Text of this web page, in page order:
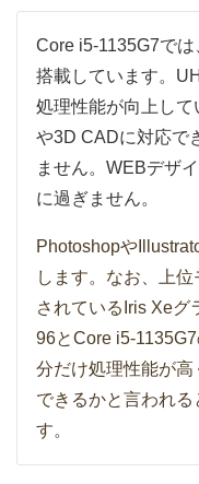
Core i5-1135G7で
搭載しています。
処理性能が向上して
や3D CADに対応で
ません。WEBデザ
に過ぎません。
Photoshopや
します。なお、上
されているIris Xeグ
96とCore i5-
分だけ処理性能が
できるかと言われる
す。